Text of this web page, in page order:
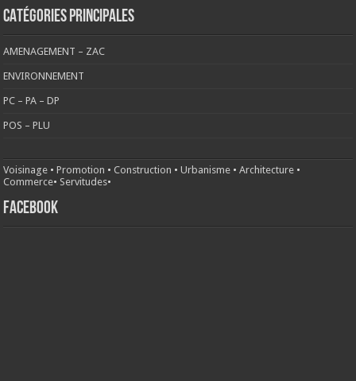
CATÉGORIES PRINCIPALES
AMENAGEMENT – ZAC
ENVIRONNEMENT
PC – PA – DP
POS – PLU
Voisinage •Promotion •Construction •Urbanisme •Architecture •
Commerce• Servitudes•
FACEBOOK